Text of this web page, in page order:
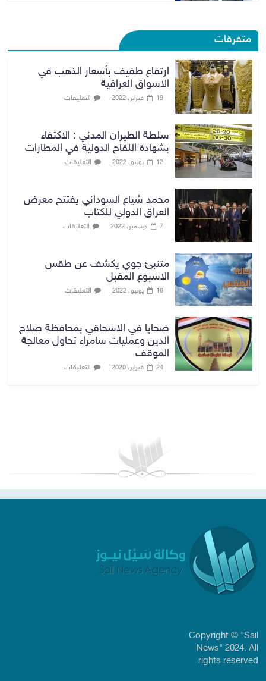
متفرقات
ارتفاع طفيف بأسعار الذهب في
الاسواق العراقية
19 فبراير، 2022 التعليقات
سلطة الطيران المدني : الاكتفاء
بشهادة اللقاح الدولية في المطارات
12 يونيو، 2022 التعليقات
محمد شياع السوداني يفتتح معرض
العراق الدولي للكتاب
7 ديسمبر، 2022 التعليقات
متنبئ جوي يكشف عن طقس
الاسبوع المقبل
18 يونيو، 2022 التعليقات
ضحايا في الاسحاقي بمحافظة صلاح
الدين وعمليات سامراء تحاول معالجة
الموقف
24 فبراير، 2020 التعليقات
Copyright © "Sail
News" 2024. All
rights reserved